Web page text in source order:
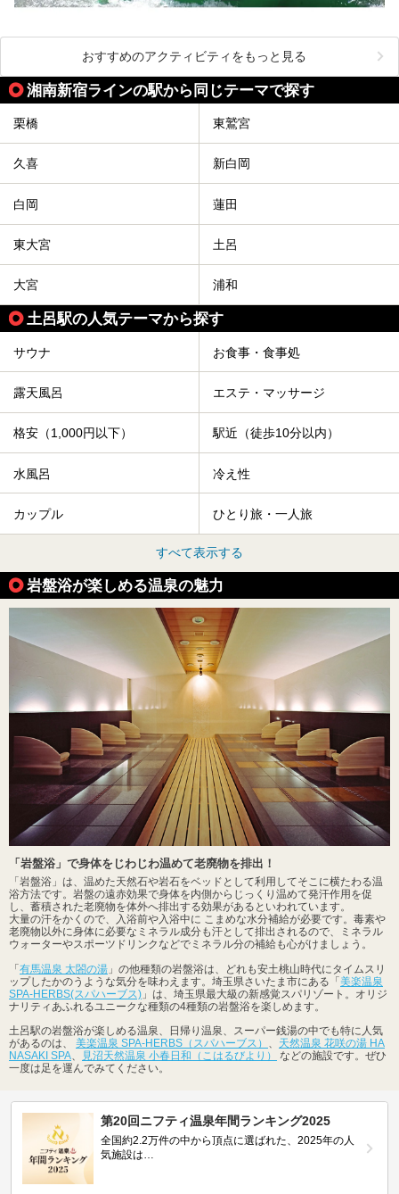
おすすめのアクティビティをもっと見る
湘南新宿ラインの駅から同じテーマで探す
栗橋 東鷲宮
久喜 新白岡
白岡 蓮田
東大宮 土呂
大宮 浦和
土呂駅の人気テーマから探す
サウナ お食事・食事処
露天風呂 エステ・マッサージ
格安（1,000円以下） 駅近（徒歩10分以内）
水風呂 冷え性
カップル ひとり旅・一人旅
すべて表示する
岩盤浴が楽しめる温泉の魅力
「岩盤浴」で身体をじわじわ温めて老廃物を排出！
「岩盤浴」は、温めた天然石や岩石をベッドとして利用してそこに横たわる温
浴方法です。岩盤の遠赤効果で身体を内側からじっくり温めて発汗作用を促
し、蓄積された老廃物を体外へ排出する効果があるといわれています。
大量の汗をかくので、入浴前や入浴中に こまめな水分補給が必要です。毒素や
老廃物以外に身体に必要なミネラル成分も汗として排出されるので、ミネラル
ウォーターやスポーツドリンクなどでミネラル分の補給も心がけましょう。
「 有馬温泉 太閤の湯 」の他種類の岩盤浴は、どれも安土桃山時代にタイムスリ
ップしたかのうような気分を味わえます。埼玉県さいたま市にある「 美楽温泉
SPA-HERBS(スパハーブス) 」は、埼玉県最大級の新感覚スパリゾート。オリジ
ナリティあふれるユニークな種類の4種類の岩盤浴を楽しめます。
土呂駅の岩盤浴が楽しめる温泉、日帰り温泉、スーパー銭湯の中でも特に人気
があるのは、 美楽温泉 SPA-HERBS（スパハーブス） 、 天然温泉 花咲の湯 HA
NASAKI SPA、 見沼天然温泉 小春日和（こはるびより）
などの施設です。ぜひ
一度は足を運んでみてください。
第20回ニフティ温泉年間ランキング2025
全国約2.2万件の中から頂点に選ばれた、2025年の人
気施設は…